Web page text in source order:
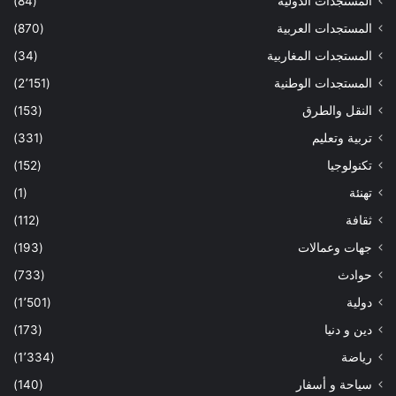
المستجدات العربية
(870)
المستجدات المغاربية
(34)
المستجدات الوطنية
(2٬151)
النقل والطرق
(153)
تربية وتعليم
(331)
تكنولوجيا
(152)
تهنئة
(1)
ثقافة
(112)
جهات وعمالات
(193)
حوادث
(733)
دولية
(1٬501)
دين و دنيا
(173)
رياضة
(1٬334)
سياحة و أسفار
(140)